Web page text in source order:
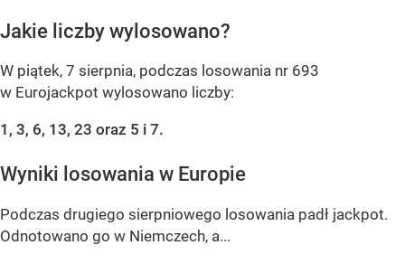
Jakie liczby wylosowano?
W piątek, 7 sierpnia, podczas losowania nr 693
w Eurojackpot wylosowano liczby:
1, 3, 6, 13, 23 oraz 5 i 7.
Wyniki losowania w Europie
Podczas drugiego sierpniowego losowania padł jackpot.
Odnotowano go w Niemczech, a...